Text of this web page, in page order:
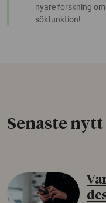
nyare forskning
sökfunktion!
Senaste nytt